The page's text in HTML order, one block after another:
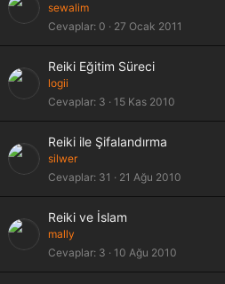
sewalim
Cevaplar 0 27 Ocak 2011
Reiki Eğitim Süreci
logii
Cevaplar 3 15 Kas 2010
Reiki ile Şifalandırma
silwer
Cevaplar 31 21 Ağu 2010
Reiki ve İslam
mally
Cevaplar 3 10 Ağu 2010